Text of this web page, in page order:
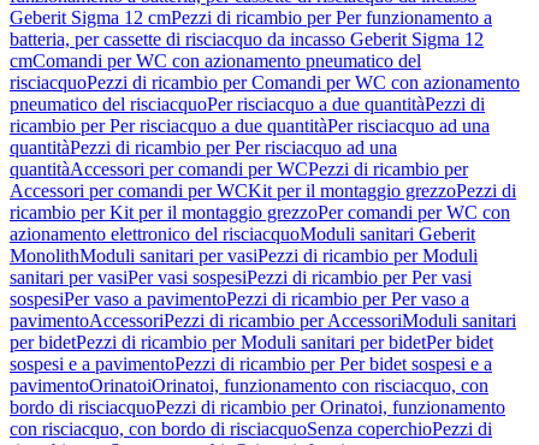
Geberit Sigma 12 cmPezzi di ricambio per Per funzionamento a
batteria, per cassette di risciacquo da incasso Geberit Sigma 12
cmComandi per WC con azionamento pneumatico del
risciacquoPezzi di ricambio per Comandi per WC con azionamento
pneumatico del risciacquoPer risciacquo a due quantitàPezzi di
ricambio per Per risciacquo a due quantitàPer risciacquo ad una
quantitàPezzi di ricambio per Per risciacquo ad una
quantitàAccessori per comandi per WCPezzi di ricambio per
Accessori per comandi per WCKit per il montaggio grezzoPezzi di
ricambio per Kit per il montaggio grezzoPer comandi per WC con
azionamento elettronico del risciacquoModuli sanitari Geberit
MonolithModuli sanitari per vasiPezzi di ricambio per Moduli
sanitari per vasiPer vasi sospesiPezzi di ricambio per Per vasi
sospesiPer vaso a pavimentoPezzi di ricambio per Per vaso a
pavimentoAccessoriPezzi di ricambio per AccessoriModuli sanitari
per bidetPezzi di ricambio per Moduli sanitari per bidetPer bidet
sospesi e a pavimentoPezzi di ricambio per Per bidet sospesi e a
pavimentoOrinatoiOrinatoi, funzionamento con risciacquo, con
bordo di risciacquoPezzi di ricambio per Orinatoi, funzionamento
con risciacquo, con bordo di risciacquoSenza coperchioPezzi di